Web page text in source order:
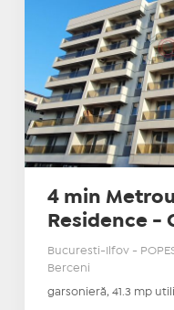
4 min
Residence -
Bucuresti-Ilfov -
Berceni
garsonieră, 41.3 mp utili